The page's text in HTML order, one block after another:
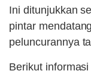
Ini ditunjukkan
pintar
peluncurannya
Berikut